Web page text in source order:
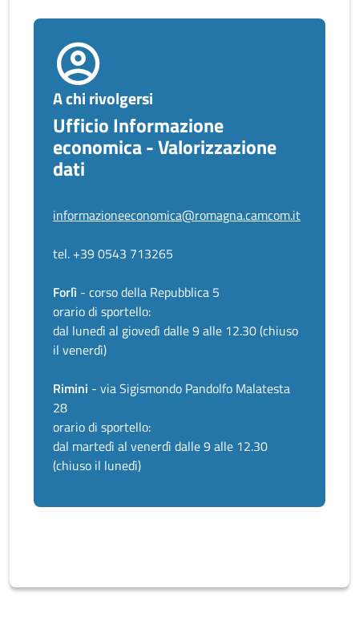
A chi rivolgersi
Ufficio Informazione
economica - Valorizzazione
dati
informazioneeconomica@romagna.camcom.it
tel. +39 0543 713265
Forlì - corso della Repubblica 5
orario di sportello:
dal lunedì al giovedì dalle 9 alle 12.30 (chiuso
il venerdì)
Rimini - via Sigismondo Pandolfo Malatesta
28
orario di sportello:
dal martedì al venerdì dalle 9 alle 12.30
(chiuso il lunedì)